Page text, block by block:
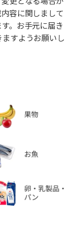
容に関しまして
。お手元に届き
すようお願いし